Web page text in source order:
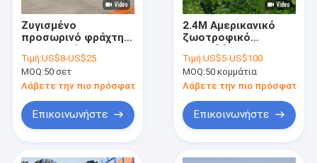
Ζυγισμένο
προσωρινό φράχτη
ύψος Αυστραλιανό
πρότυπο
Τιμή:US$8-US$25
MOQ:50 σετ
Λάβετε την πιο πρόσφατη τιμή
Επικοινωνήστε
2.4M Αμερικανικό
ζωοτροφικό
φράχτης στρογγυλό
σωλήνα στυλ
βοοειδών φράχτη
Τιμή:US$5-US$100
MOQ:50 κομμάτια
Λάβετε την πιο πρόσφατη
Επικοινωνήστε